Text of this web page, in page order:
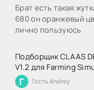
Брат есть такая
680 он оранжевый
лично пользуюсь
Подборщик CLAAS
V1.2 для Farming
Г Гость Andrey